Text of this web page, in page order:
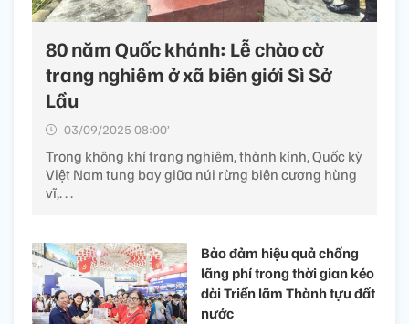
80 năm Quốc khánh: Lễ chào cờ
trang nghiêm ở xã biên giới Sì Sở
Lầu
03/09/2025 08:00’
Trong không khí trang nghiêm, thành kính, Quốc kỳ
Việt Nam tung bay giữa núi rừng biên cương hùng
vĩ,. . .
Bảo đảm hiệu quả chống
lãng phí trong thời gian kéo
dài Triển lãm Thành tựu đất
nước